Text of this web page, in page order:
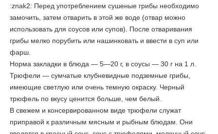
:znak2: Перед употреблением сушеные грибы необходимо
замочить, затем отварить в этой же воде (отвар можно
использовать для соусов или супов). После отваривания
грибы мелко порубить или нашинковать и ввести в суп или
фарш.
Норма закладки в блюда — 5—20 г, в соусы — 30 г на 1 л.
Трюфели — сумчатые клубневидные подземные грибы,
имеющие светлую или очень темную окраску. Черный
трюфель по вкусу ценится больше, чем белый.
В свежем и консервированном виде трюфели служат
приправой к различным мясным и рыбным блюдам. Они